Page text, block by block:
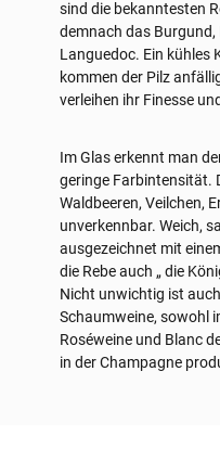
sind die bekanntesten
demnach das Burgund,
Languedoc. Ein kühles
kommen der Pilz
verleihen ihr Finesse
Im Glas erkennt man
geringe Farbintensität.
Waldbeeren, Veilchen,
unverkennbar. Weich,
ausgezeichnet mit
die Rebe auch „ die
Nicht unwichtig ist
Schaumweine, sowohl
Roséweine und Blanc
in der Champagne